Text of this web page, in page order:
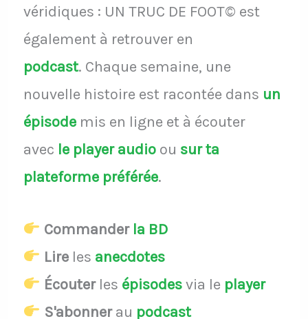
véridiques : UN TRUC DE FOOT© est
également à retrouver en
podcast. Chaque semaine, une
nouvelle histoire est racontée dans un
épisodemis en ligne et à écouter
avec le player audio ou sur ta
plateforme préférée.
Commander la BD
Lireles anecdotes
Écouterles épisodesvia le player
S'abonnerau podcast